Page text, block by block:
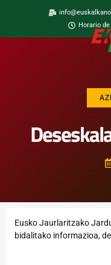
Horario
Eusko Jaurlaritzako
bidalitako informazioa,